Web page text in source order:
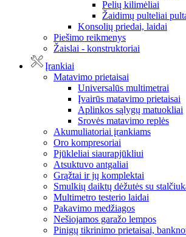
Pelių kilimėliai
Žaidimų pulteliai
Konsolių priedai, laidai
Piešimo reikmenys
Žaislai - konstruktoriai
Įrankiai
Matavimo prietaisai
Universalūs multimetrai
Įvairūs matavimo prietaisai
Aplinkos sąlygų matuokliai
Srovės matavimo replės
Akumuliatoriai įrankiams
Oro kompresoriai
Pjūkleliai siaurapjūkliui
Atsuktuvo antgaliai
Grąžtai ir jų komplektai
Smulkių daiktų dėžutės su
Multimetro testerio laidai
Pakavimo medžiagos
Nešiojamos garažo lempos
Pinigų tikrinimo prietaisai,